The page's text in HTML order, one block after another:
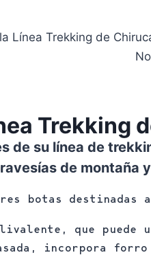
Línea Trekking de
Trekking
de su línea de
de montaña
botas destinadas
que puede
incorpora forro